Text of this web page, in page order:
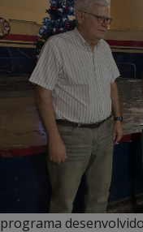
programa